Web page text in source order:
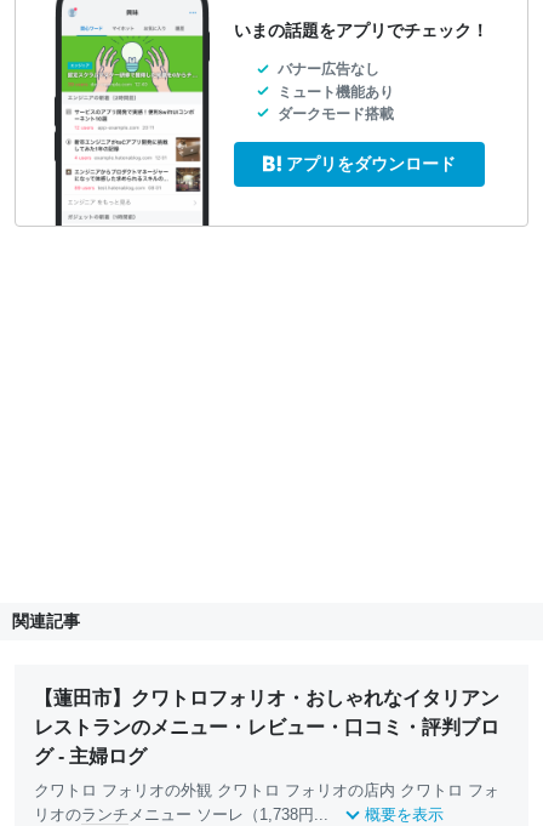
いまの話題をアプリでチェック！
バナー広告なし
ミュート機能あり
ダークモード搭載
アプリをダウンロード
関連記事
【蓮田市】クワトロフォリオ・おしゃれなイタリアン
レストランのメニュー・レビュー・口コミ・評判ブロ
グ - 主婦ログ
クワトロ フォリオの外観 クワトロ フォリオの店内 クワトロ フォ
リオのランチ メニュー ソーレ（1,738円... 概要を表示